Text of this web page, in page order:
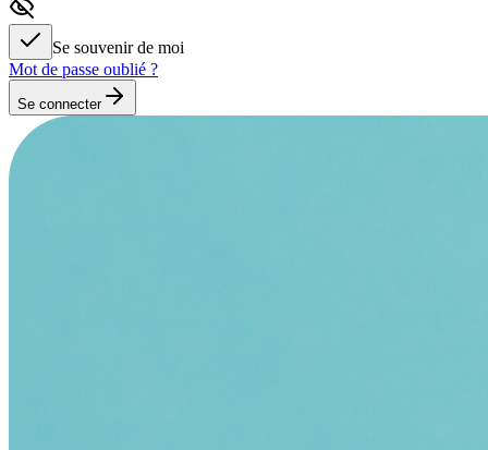
Se souvenir de moi
Mot de passe oublié ?
Se connecter